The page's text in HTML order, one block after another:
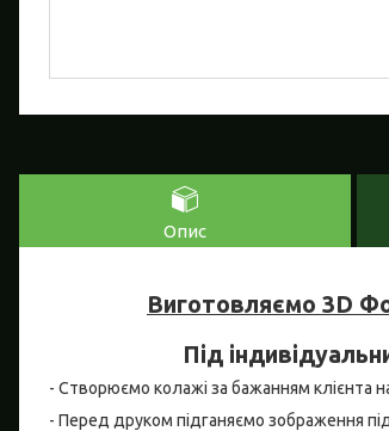
Опис
Виготовляємо 3D
Під
- Створюємо колажі за бажанням клієнта на
- Перед друком підганяємо зображення під